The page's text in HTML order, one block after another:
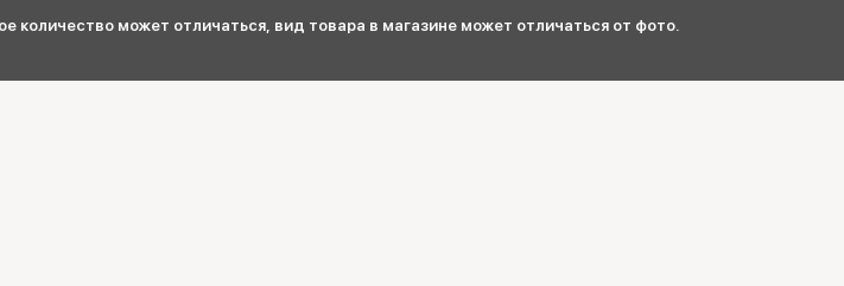
количество может отличаться, вид товара в магазине может отличаться от фото.